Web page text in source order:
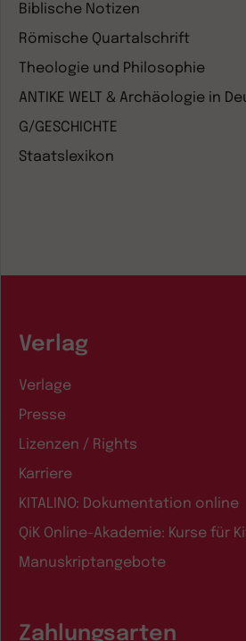
Biblische Notizen
Römische Quartalschrift
Theologie und Philosophie
ANTIKE WELT & Archäologie in
G/GESCHICHTE
Staatslexikon
Verlag
Verlage
Presse
Lizenzen / Rights
Karriere
KITALINO: Dokumentation online
QiK Online-Akademie: Kurse für
Manuskriptangebote
Zahlungsarten